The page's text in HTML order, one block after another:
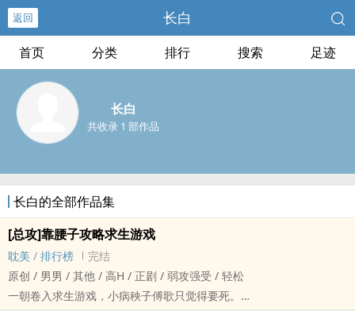
返回 长白
首页 分类 排行 搜索 足迹
长白
共收录 1 部作品
长白的全部作品集
[总攻]靠腰子攻略求生游戏
耽美 / 排行榜
完结
原创 / 男男 / 其他 / ‎‌高‍‌H‎‎ / 正剧 / 弱攻强受 / 轻松
一朝卷入求生游戏，小病秧子傅歌只觉得要死。